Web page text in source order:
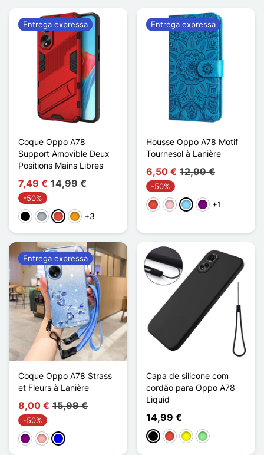
Coque Oppo A78
Support Amovible Deux
Positions Mains Libres
7,49 € 14,99 €
-50%
PretoCinzentoVermelho
Laranja
+3
Entrega expressa
Housse Oppo A78 Motif
Tournesol à Lanière
6,50 € 12,99 €
-50%
Vermelho
RosaAzul Claro
Púrpura
+1
Entrega expressa
Coque Oppo A78 Strass
et Fleurs à Lanière
8,00 € 15,99 €
-50%
PúrpuraOuro rosa
Azul
Entrega expressa
Capa de silicone com
cordão para Oppo A78
Liquid
14,99 €
PretoVermelho
AmareloVerde claro